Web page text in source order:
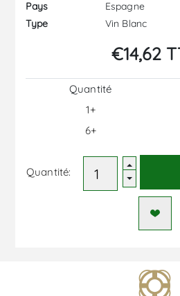
Pays
Espagne
Type
Vin Blanc
€14,62
Quantité
1+
6+
Quantité: